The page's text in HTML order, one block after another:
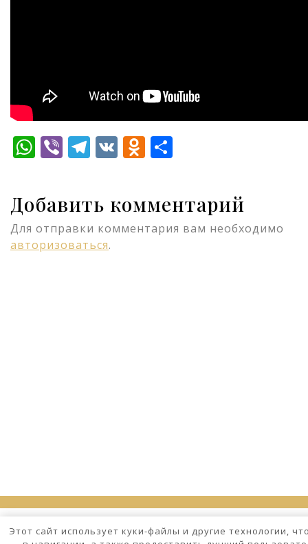
WhatsApp
ViberTelegram
VKOdnoklassniki
Добавить комментарий
Для отправки комментария вам необходимо
авторизоваться.
Этот сайт использует куки-файлы и другие технологии,